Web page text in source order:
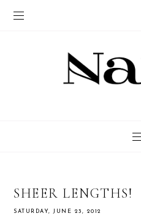
SHEER LENGTHS!
SATURDAY, JUNE 23, 2012